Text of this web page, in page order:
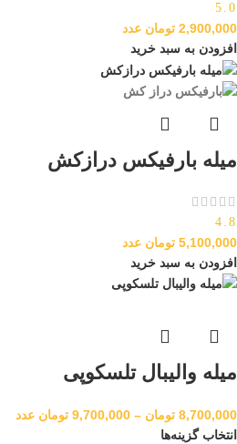
5.0
2,900,000 تومان عدد
افزودن به سبد خرید
میله بارفیکس درازکش
4.8
5,100,000 تومان عدد
افزودن به سبد خرید
میله والیبال تلسکوپی
8,700,000 تومان –
9,700,000 تومان عدد
انتخاب گزینه‌ها